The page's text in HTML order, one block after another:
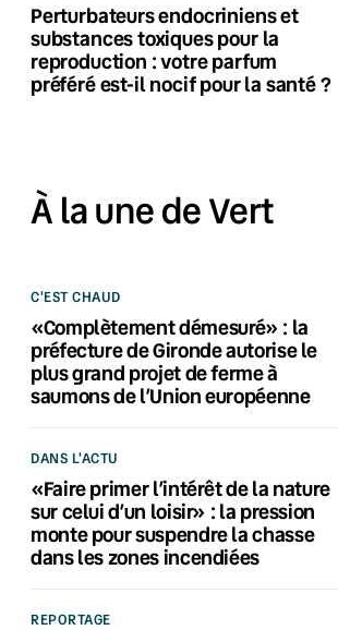
Perturbateurs endocriniens et
substances toxiques pour la
reproduction : votre parfum
préféré est-il nocif pour la santé ?
À la une de Vert
C'EST CHAUD
«Complètement démesuré» : la
préfecture de Gironde autorise le
plus grand projet de ferme à
saumons de l’Union européenne
DANS L'ACTU
«Faire primer l’intérêt de la nature
sur celui d’un loisir» : la pression
monte pour suspendre la chasse
dans les zones incendiées
REPORTAGE